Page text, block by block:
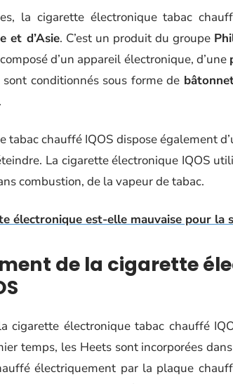
la cigarette électronique tabac
et d’Asie. C’est un produit du groupe
d’un appareil électronique, d’une
sont conditionnés sous forme de
tabac chauffé IQOS dispose également
La cigarette électronique IQOS
combustion, de la vapeur de tabac.
électronique est-elle mauvaise pour la
de la cigarette
cigarette électronique tabac chauffé
temps, les Heets sont incorporées
électriquement par la plaque